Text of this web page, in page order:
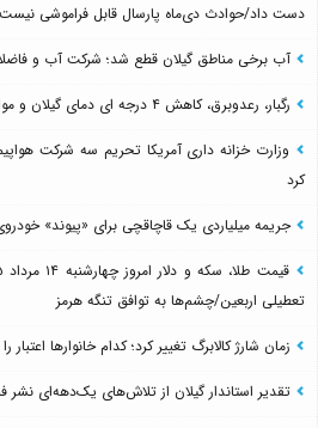
دست داد/حوادث دی‌ماه پارسال قابل فراموشی نیست
آب برخی مناطق گیلان قطع شد؛ شرکت آب و
رگبار، رعدوبرق، کاهش ۴ درجه ای دمای گیلان و مواج شدن دریای کاسپین از پنجشنبه
وزارت خزانه داری آمریکا تحریم سه شرکت
کرد
جریمه میلیاردی یک قاچاقچی برای «پیوند»
تعطیلی اربعین/چشم‌ها به توافق تنگه هرمز
زمان شارژ کالابرگ تغییر کرد؛ کدام خانوارها
تقدیر استاندار گیلان از تلاش‌های یک‌دهه‌ای نشر